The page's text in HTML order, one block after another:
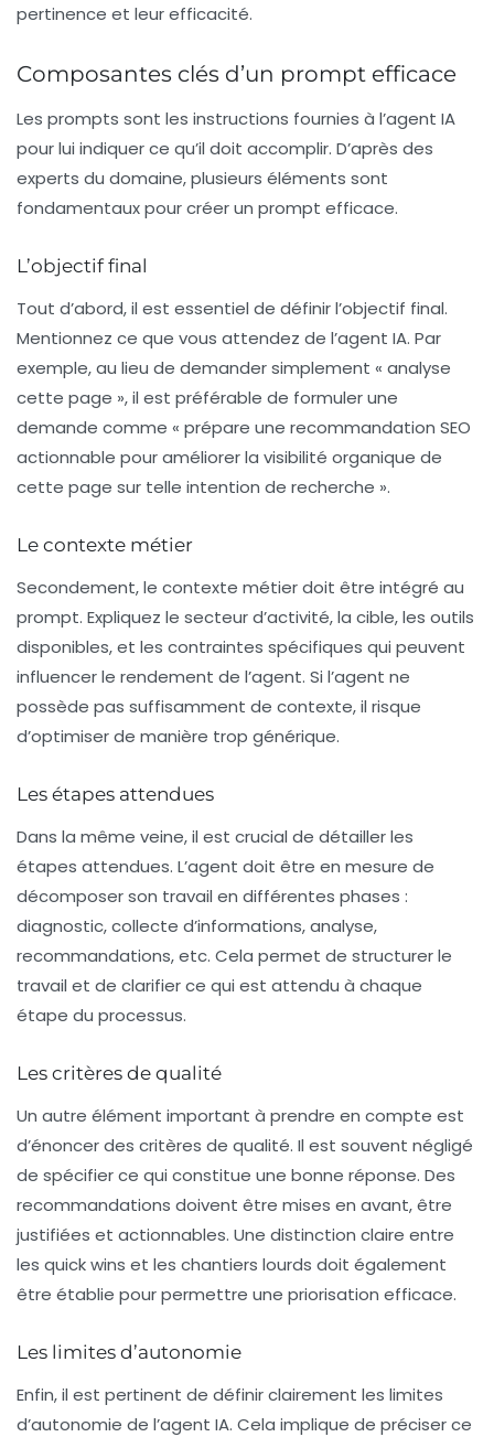
pertinence et leur efficacité.
Composantes clés d’un prompt efficace
Les prompts sont les instructions fournies à l’agent IA
pour lui indiquer ce qu’il doit accomplir. D’après des
experts du domaine, plusieurs éléments sont
fondamentaux pour créer un prompt efficace.
L’objectif final
Tout d’abord, il est essentiel de définir l’objectif final.
Mentionnez ce que vous attendez de l’agent IA. Par
exemple, au lieu de demander simplement « analyse
cette page », il est préférable de formuler une
demande comme « prépare une recommandation SEO
actionnable pour améliorer la visibilité organique de
cette page sur telle intention de recherche ».
Le contexte métier
Secondement, le contexte métierdoit être intégré au
prompt. Expliquez le secteur d’activité, la cible, les outils
disponibles, et les contraintes spécifiques qui peuvent
influencer le rendement de l’agent. Si l’agent ne
possède pas suffisamment de contexte, il risque
d’optimiser de manière trop générique.
Les étapes attendues
Dans la même veine, il est crucial de détailler les
étapes attendues. L’agent doit être en mesure de
décomposer son travail en différentes phases :
diagnostic, collecte d’informations, analyse,
recommandations, etc. Cela permet de structurer le
travail et de clarifier ce qui est attendu à chaque
étape du processus.
Les critères de qualité
Un autre élément important à prendre en compte est
d’énoncer des critères de qualité. Il est souvent négligé
de spécifier ce qui constitue une bonne réponse. Des
recommandations doivent être mises en avant, être
justifiées et actionnables. Une distinction claire entre
les quick wins et les chantiers lourds doit également
être établie pour permettre une priorisation efficace.
Les limites d’autonomie
Enfin, il est pertinent de définir clairement les limites
d’autonomie de l’agent IA. Cela implique de préciser ce